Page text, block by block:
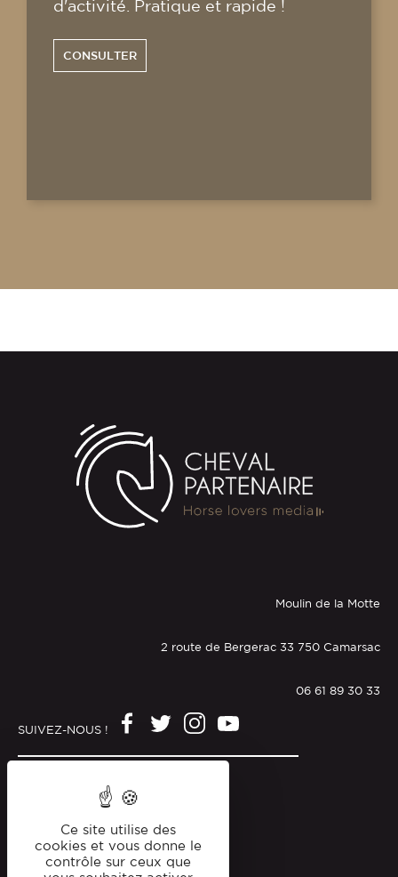
d'activité. Pratique et rapide !
CONSULTER
Moulin de la Motte
2 route de Bergerac 33 750 Camarsac
06 61 89 30 33
SUIVEZ-NOUS !
Politique de confidentialité
Ce site utilise des
cookies et vous donne le
contrôle sur ceux que